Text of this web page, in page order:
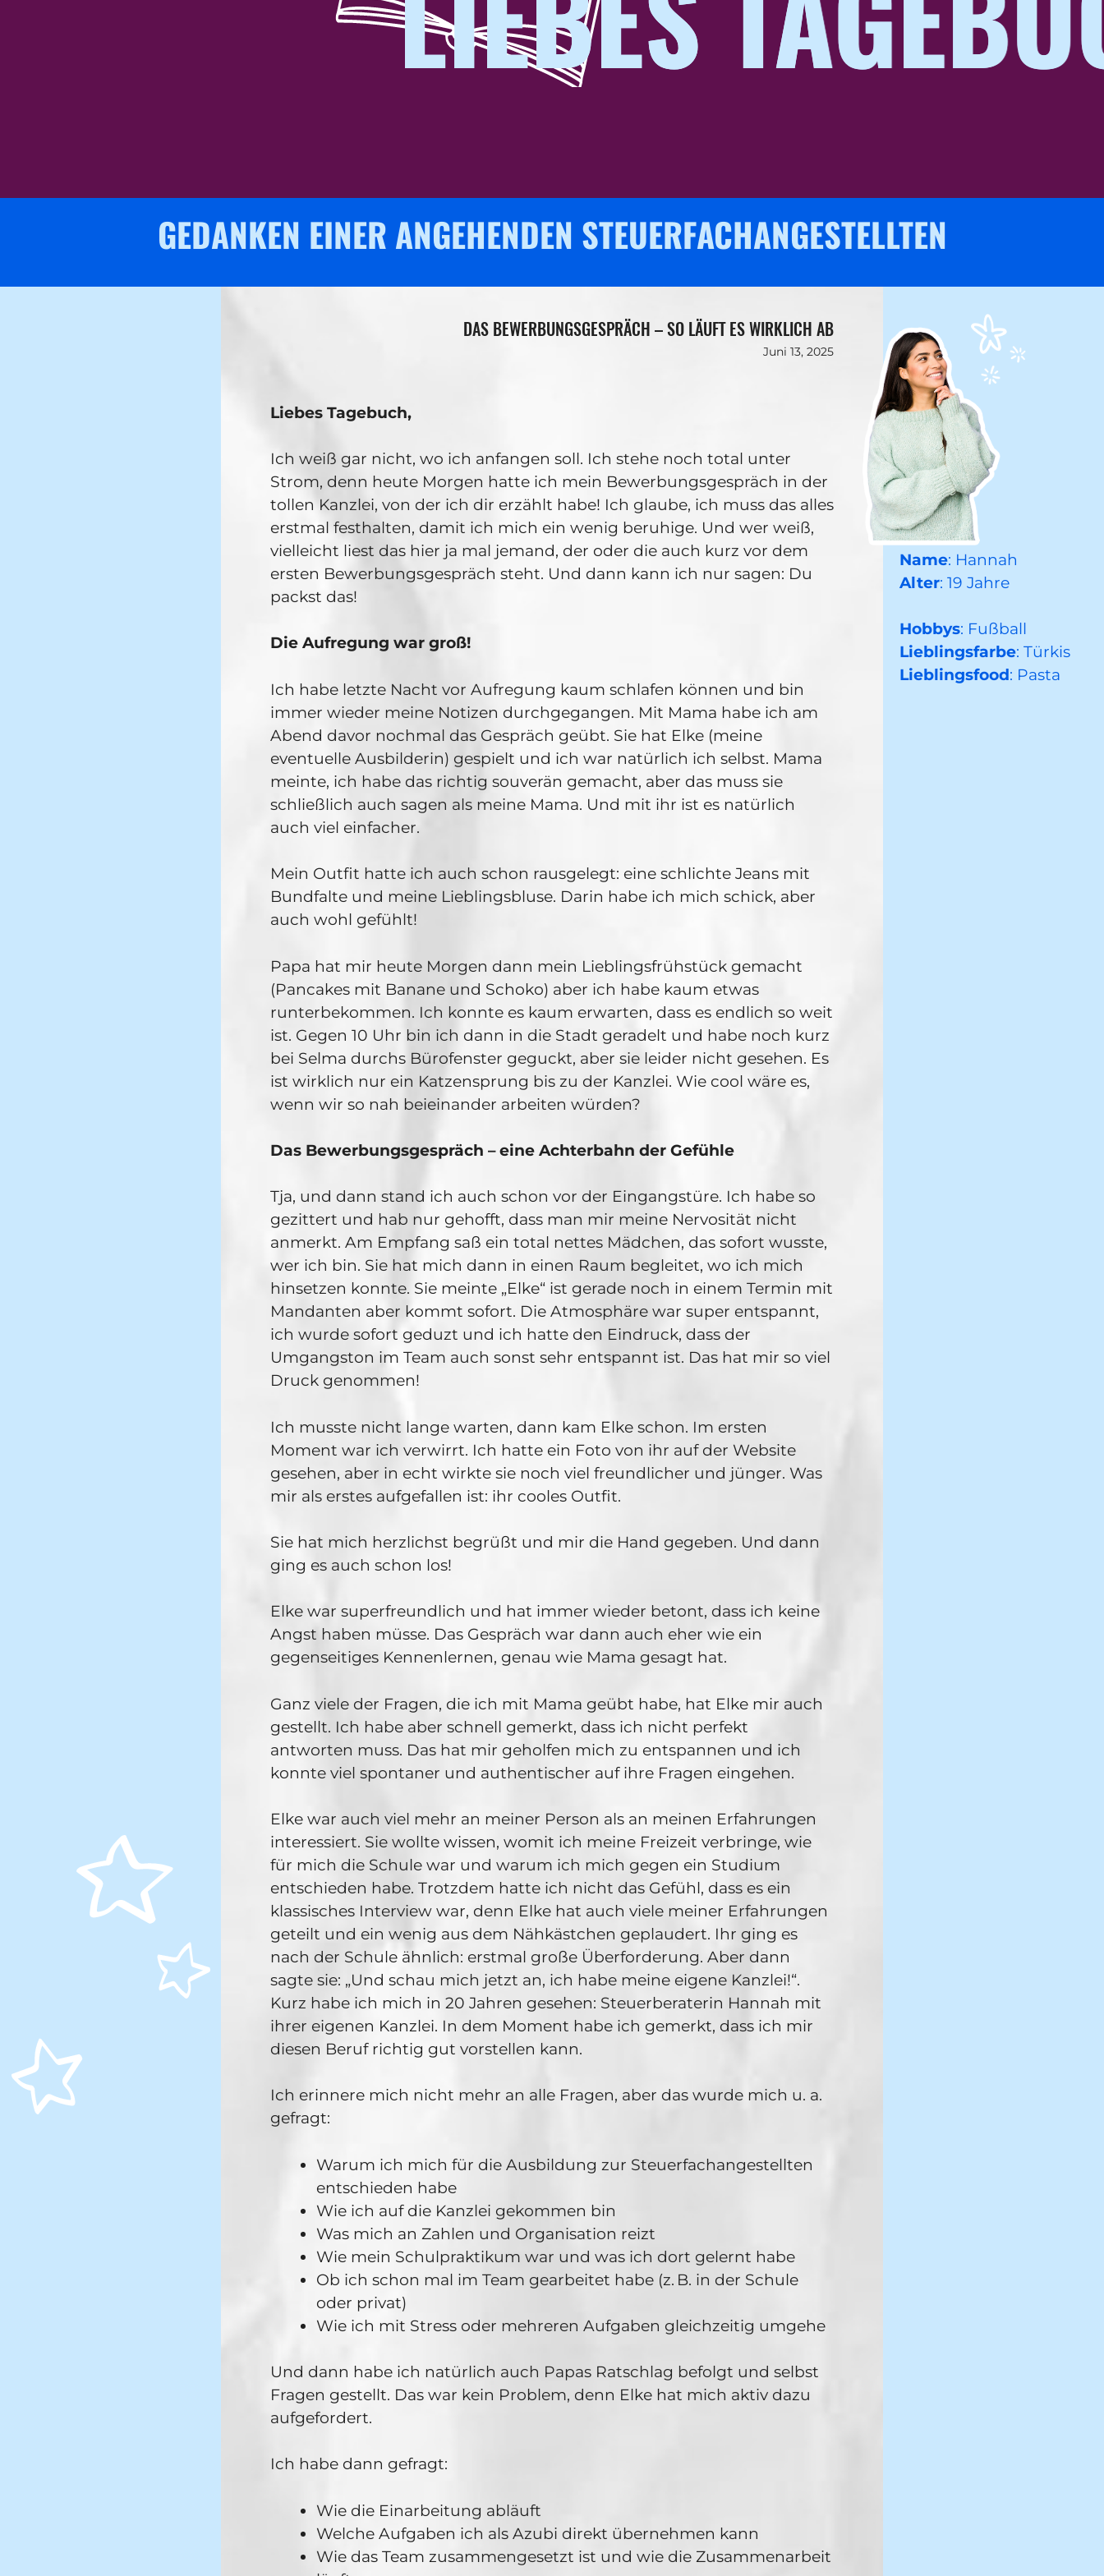
GEDANKEN EINER ANGEHENDEN STEUER­FACH­ANGESTELLTEN
DAS BEWERBUNGSGESPRÄCH – SO LÄUFT ES WIRKLICH AB
Juni 13, 2025
Liebes Tagebuch,
Ich weiß gar nicht, wo ich anfangen soll. Ich stehe noch total unter
Strom, denn heute Morgen hatte ich mein Bewerbungsgespräch in der
tollen Kanzlei, von der ich dir erzählt habe! Ich glaube, ich muss das alles
erstmal festhalten, damit ich mich ein wenig beruhige. Und wer weiß,
vielleicht liest das hier ja mal jemand, der oder die auch kurz vor dem
ersten Bewerbungsgespräch steht. Und dann kann ich nur sagen: Du
packst das!
Die Aufregung war groß!
Ich habe letzte Nacht vor Aufregung kaum schlafen können und bin
immer wieder meine Notizen durchgegangen. Mit Mama habe ich am
Abend davor nochmal das Gespräch geübt. Sie hat Elke (meine
eventuelle Ausbilderin) gespielt und ich war natürlich ich selbst. Mama
meinte, ich habe das richtig souverän gemacht, aber das muss sie
schließlich auch sagen als meine Mama. Und mit ihr ist es natürlich
auch viel einfacher.
Mein Outfit hatte ich auch schon rausgelegt: eine schlichte Jeans mit
Bundfalte und meine Lieblingsbluse. Darin habe ich mich schick, aber
auch wohl gefühlt!
Papa hat mir heute Morgen dann mein Lieblingsfrühstück gemacht
(Pancakes mit Banane und Schoko) aber ich habe kaum etwas
runterbekommen. Ich konnte es kaum erwarten, dass es endlich so weit
ist. Gegen 10 Uhr bin ich dann in die Stadt geradelt und habe noch kurz
bei Selma durchs Bürofenster geguckt, aber sie leider nicht gesehen. Es
ist wirklich nur ein Katzensprung bis zu der Kanzlei. Wie cool wäre es,
wenn wir so nah beieinander arbeiten würden?
Das Bewerbungsgespräch – eine Achterbahn der Gefühle
Tja, und dann stand ich auch schon vor der Eingangstüre. Ich habe so
gezittert und hab nur gehofft, dass man mir meine Nervosität nicht
anmerkt. Am Empfang saß ein total nettes Mädchen, das sofort wusste,
wer ich bin. Sie hat mich dann in einen Raum begleitet, wo ich mich
hinsetzen konnte. Sie meinte „Elke“ ist gerade noch in einem Termin mit
Mandanten aber kommt sofort. Die Atmosphäre war super entspannt,
ich wurde sofort geduzt und ich hatte den Eindruck, dass der
Umgangston im Team auch sonst sehr entspannt ist. Das hat mir so viel
Druck genommen!
Ich musste nicht lange warten, dann kam Elke schon. Im ersten
Moment war ich verwirrt. Ich hatte ein Foto von ihr auf der Website
gesehen, aber in echt wirkte sie noch viel freundlicher und jünger. Was
mir als erstes aufgefallen ist: ihr cooles Outfit.
Sie hat mich herzlichst begrüßt und mir die Hand gegeben. Und dann
ging es auch schon los!
Elke war superfreundlich und hat immer wieder betont, dass ich keine
Angst haben müsse. Das Gespräch war dann auch eher wie ein
gegenseitiges Kennenlernen, genau wie Mama gesagt hat.
Ganz viele der Fragen, die ich mit Mama geübt habe, hat Elke mir auch
gestellt. Ich habe aber schnell gemerkt, dass ich nicht perfekt
antworten muss. Das hat mir geholfen mich zu entspannen und ich
konnte viel spontaner und authentischer auf ihre Fragen eingehen.
Elke war auch viel mehr an meiner Person als an meinen Erfahrungen
interessiert. Sie wollte wissen, womit ich meine Freizeit verbringe, wie
für mich die Schule war und warum ich mich gegen ein Studium
entschieden habe. Trotzdem hatte ich nicht das Gefühl, dass es ein
klassisches Interview war, denn Elke hat auch viele meiner Erfahrungen
geteilt und ein wenig aus dem Nähkästchen geplaudert. Ihr ging es
nach der Schule ähnlich: erstmal große Überforderung. Aber dann
sagte sie: „Und schau mich jetzt an, ich habe meine eigene Kanzlei!“.
Kurz habe ich mich in 20 Jahren gesehen: Steuerberaterin Hannah mit
ihrer eigenen Kanzlei. In dem Moment habe ich gemerkt, dass ich mir
diesen Beruf richtig gut vorstellen kann.
Ich erinnere mich nicht mehr an alle Fragen, aber das wurde mich u. a.
gefragt:
Warum ich mich für die Ausbildung zur Steuerfachangestellten
entschieden habe
Wie ich auf die Kanzlei gekommen bin
Was mich an Zahlen und Organisation reizt
Wie mein Schulpraktikum war und was ich dort gelernt habe
Ob ich schon mal im Team gearbeitet habe (z. B. in der Schule
oder privat)
Wie ich mit Stress oder mehreren Aufgaben gleichzeitig umgehe
Und dann habe ich natürlich auch Papas Ratschlag befolgt und selbst
Fragen gestellt. Das war kein Problem, denn Elke hat mich aktiv dazu
aufgefordert.
Ich habe dann gefragt:
Wie die Einarbeitung abläuft
Welche Aufgaben ich als Azubi direkt übernehmen kann
Wie das Team zusammengesetzt ist und wie die Zusammenarbeit
Name: Hannah
Alter: 19 Jahre
Hobbys: Fußball
Lieblingsfarbe: Türkis
Lieblingsfood: Pasta